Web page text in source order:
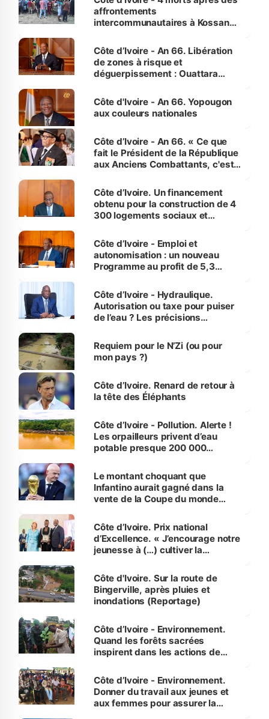
affrontements
intercommunautaires à Kossandji
milieu des sinistrés
Côte d’Ivoire - An 66. Libération
de zones à risque et
déguerpissement : Ouattara
l'Etat de droit pour préserver les
vies humaines »
Côte d'Ivoire - An 66. Yopougon
aux couleurs nationales
Côte d’Ivoire - An 66. « Ce que
fait le Président de la République
aux Anciens Combattants, c'est
Côte d’Ivoire. Un financement
obtenu pour la construction de 4
300 logements sociaux et
et Yamoussoukro
Côte d’Ivoire - Emploi et
autonomisation : un nouveau
Programme au profit de 5,3
Côte d’Ivoire - Hydraulique.
Autorisation ou taxe pour puiser
de l’eau ? Les précisions
Requiem pour le N’Zi (ou pour
mon pays ?)
Côte d’Ivoire. Renard de retour à
la tête des Éléphants
Côte d’Ivoire - Pollution. Alerte !
Les orpailleurs privent d’eau
potable presque 200 000
Le montant choquant que
Infantino aurait gagné dans la
vente de la Coupe du monde
Côte d’Ivoire. Prix national
d’Excellence. « J’encourage notre
jeunesse à (…) cultiver la
(Alassane Ouattara
Côte d'Ivoire. Sur la route de
Bingerville, après pluies et
inondations (Reportage)
Côte d’Ivoire - Environnement.
Quand les forêts sacrées
inspirent dans les actions de
Côte d’Ivoire - Environnement.
Donner du travail aux jeunes et
aux femmes pour assurer la